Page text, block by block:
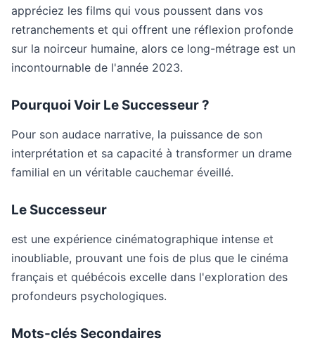
appréciez les films qui vous poussent dans vos
retranchements et qui offrent une réflexion profonde
sur la noirceur humaine, alors ce long-métrage est un
incontournable de l'année 2023.
Pourquoi Voir Le Successeur ?
Pour son audace narrative, la puissance de son
interprétation et sa capacité à transformer un drame
familial en un véritable cauchemar éveillé.
Le Successeur
est une expérience cinématographique intense et
inoubliable, prouvant une fois de plus que le cinéma
français et québécois excelle dans l'exploration des
profondeurs psychologiques.
Mots-clés Secondaires